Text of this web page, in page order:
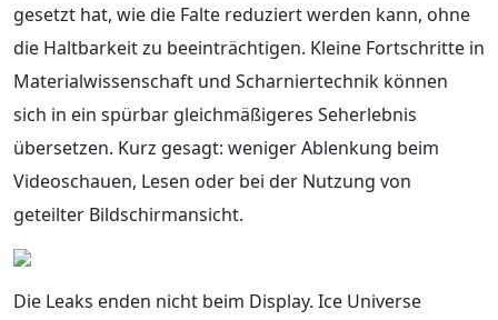
gesetzt hat, wie die Falte reduziert werden kann, ohne
die Haltbarkeit zu beeinträchtigen. Kleine Fortschritte in
Materialwissenschaft und Scharniertechnik können
sich in ein spürbar gleichmäßigeres Seherlebnis
übersetzen. Kurz gesagt: weniger Ablenkung beim
Videoschauen, Lesen oder bei der Nutzung von
geteilter Bildschirmansicht.
Die Leaks enden nicht beim Display. Ice Universe